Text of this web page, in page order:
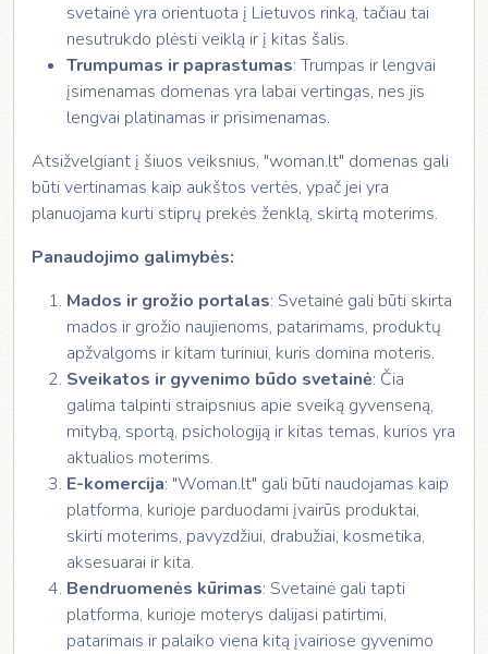
svetainė yra orientuota į Lietuvos rinką, tačiau tai
nesutrukdo plėsti veiklą ir į kitas šalis.
Trumpumas ir paprastumas: Trumpas ir lengvai
įsimenamas domenas yra labai vertingas, nes jis
lengvai platinamas ir prisimenamas.
Atsižvelgiant į šiuos veiksnius, "woman.lt" domenas gali
būti vertinamas kaip aukštos vertės, ypač jei yra
planuojama kurti stiprų prekės ženklą, skirtą moterims.
Panaudojimo galimybės:
Mados ir grožio portalas: Svetainė gali būti skirta
mados ir grožio naujienoms, patarimams, produktų
apžvalgoms ir kitam turiniui, kuris domina moteris.
Sveikatos ir gyvenimo būdo svetainė: Čia
galima talpinti straipsnius apie sveiką gyvenseną,
mitybą, sportą, psichologiją ir kitas temas, kurios yra
aktualios moterims.
E-komercija: "Woman.lt" gali būti naudojamas kaip
platforma, kurioje parduodami įvairūs produktai,
skirti moterims, pavyzdžiui, drabužiai, kosmetika,
aksesuarai ir kita.
Bendruomenės kūrimas: Svetainė gali tapti
platforma, kurioje moterys dalijasi patirtimi,
patarimais ir palaiko viena kitą įvairiose gyvenimo